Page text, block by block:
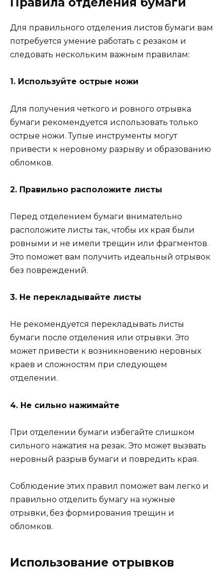
Для правильного отделения листов бумаги вам
потребуется умение работать с резаком и
следовать нескольким важным правилам:
1. Используйте острые ножи
Для получения четкого и ровного отрывка
бумаги рекомендуется использовать только
острые ножи. Тупые инструменты могут
привести к неровному разрыву и образованию
обломков.
2. Правильно расположите листы
Перед отделением бумаги внимательно
расположите листы так, чтобы их края были
ровными и не имели трещин или фрагментов.
Это поможет вам получить идеальный отрывок
без повреждений.
3. Не перекладывайте листы
Не рекомендуется перекладывать листы
бумаги после отделения или отрывки. Это
может привести к возникновению неровных
краев и сложностям при следующем
отделении.
4. Не сильно нажимайте
При отделении бумаги избегайте слишком
сильного нажатия на резак. Это может вызвать
неровный разрыв бумаги и повредить края.
Соблюдение этих правил поможет вам легко и
правильно отделить бумагу на нужные
отрывки, без формирования трещин и
обломков.
Использование отрывков